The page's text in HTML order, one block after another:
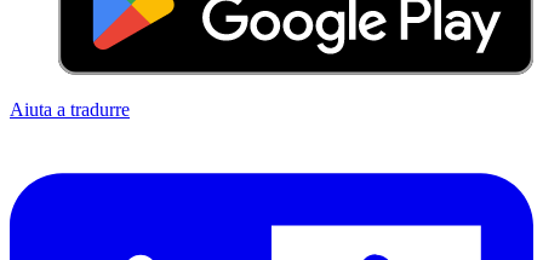
Aiuta a tradurre